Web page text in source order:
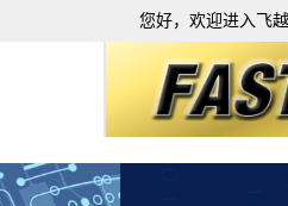
您好，欢迎进入飞